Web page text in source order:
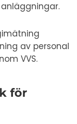
av personal
VVS.
för